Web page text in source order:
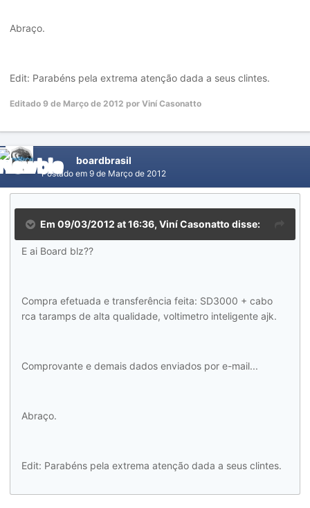
Abraço.
Edit: Parabéns pela extrema atenção dada a seus clintes.
Editado 9 de Março de 2012 por Viní Casonatto
boardbrasil
Postado em 9 de Março de 2012
Em 09/03/2012 at 16:36, Viní Casonatto disse:
E ai Board blz??
Compra efetuada e transferência feita: SD3000 + cabo
rca taramps de alta qualidade, voltimetro inteligente ajk.
Comprovante e demais dados enviados por e-mail...
Abraço.
Edit: Parabéns pela extrema atenção dada a seus clintes.